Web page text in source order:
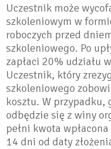
Uczestnik może
szkoleniowym w
roboczych przed
szkoleniowego. Po
zapłaci 20% udziału
Uczestnik, który
szkoleniowego
kosztu. W przypadku,
odbędzie się z winy
pełni kwota
14 dni od daty